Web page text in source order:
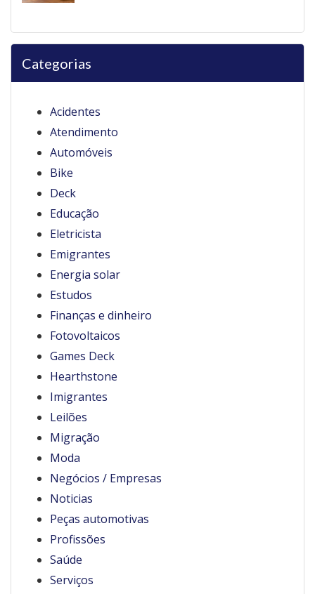
Categorias
Acidentes
Atendimento
Automóveis
Bike
Deck
Educação
Eletricista
Emigrantes
Energia solar
Estudos
Finanças e dinheiro
Fotovoltaicos
Games Deck
Hearthstone
Imigrantes
Leilões
Migração
Moda
Negócios / Empresas
Noticias
Peças automotivas
Profissões
Saúde
Serviços